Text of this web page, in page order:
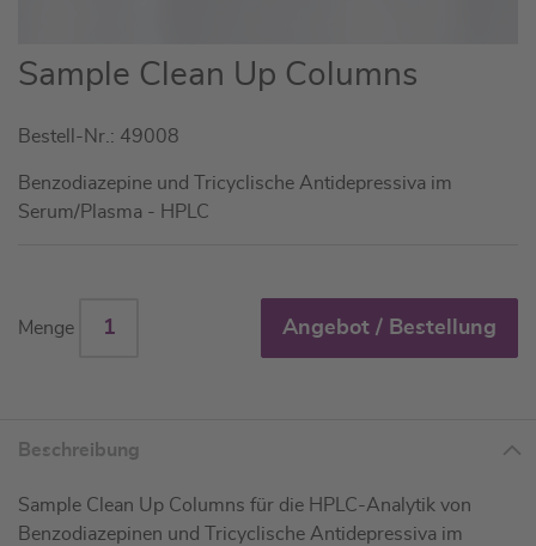
Zum
Anfang
Bildgalerie
springen
Sample Clean Up Columns
Bestell-Nr.: 49008
Benzodiazepine und Tricyclische Antidepressiva im
Serum/Plasma - HPLC
Menge Angebot / Bestellung
Beschreibung
Sample Clean Up Columns für die HPLC-Analytik von
Benzodiazepinen und Tricyclische Antidepressiva im